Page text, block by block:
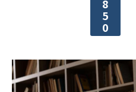
8
5
0
搭載できるコンテンツ